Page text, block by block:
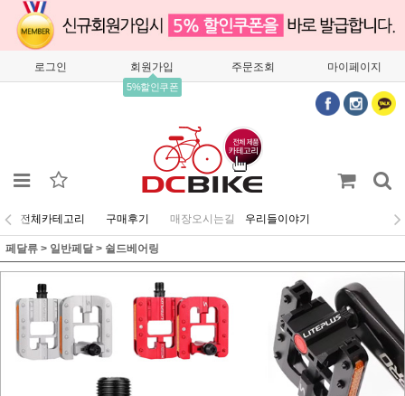
로그인 회원가입
5%할인쿠폰
주문조회 마이페이지
전체카테고리 구매후기 매장오시는길 우리들이야기
페달류 > 일반페달 > 쉴드베어링